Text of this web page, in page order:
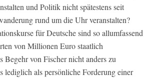
und Politik nicht spätestens seit
rund um die Uhr veranstalten?
für Deutsche sind so allumfassend
von Millionen Euro staatlich
Begehr von Fischer nicht anders zu
lediglich als persönliche Forderung einer